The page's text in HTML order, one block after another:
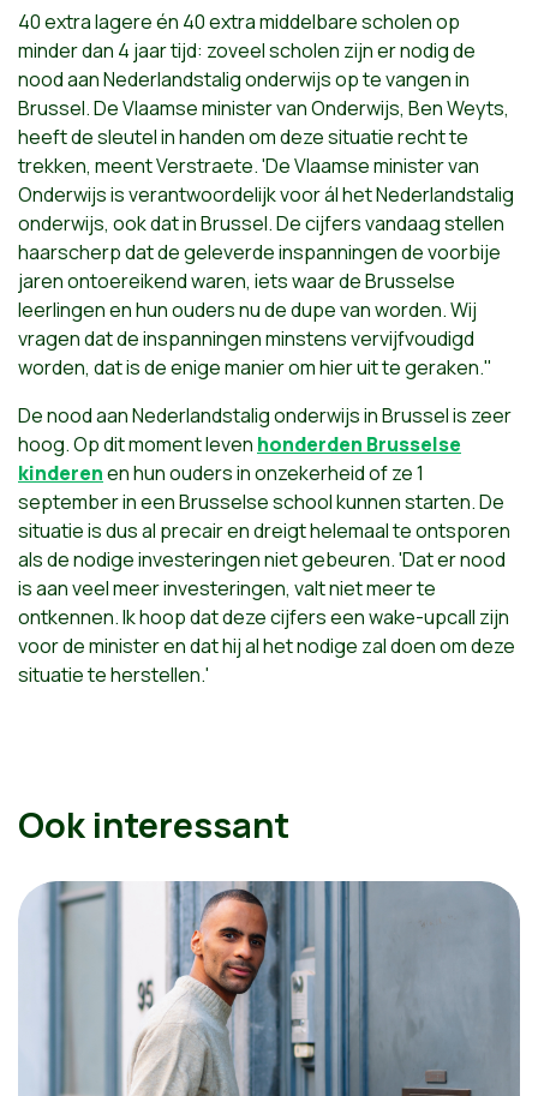
40 extra lagere én 40 extra middelbare scholen op
minder dan 4 jaar tijd: zoveel scholen zijn er nodig de
nood aan Nederlandstalig onderwijs op te vangen in
Brussel. De Vlaamse minister van Onderwijs, Ben Weyts,
heeft de sleutel in handen om deze situatie recht te
trekken, meent Verstraete. 'De Vlaamse minister van
Onderwijs is verantwoordelijk voor ál het Nederlandstalig
onderwijs, ook dat in Brussel. De cijfers vandaag stellen
haarscherp dat de geleverde inspanningen de voorbije
jaren ontoereikend waren, iets waar de Brusselse
leerlingen en hun ouders nu de dupe van worden. Wij
vragen dat de inspanningen minstens vervijfvoudigd
worden, dat is de enige manier om hier uit te geraken."
De nood aan Nederlandstalig onderwijs in Brussel is zeer
hoog. Op dit moment leven honderden Brusselse
kinderenen hun ouders in onzekerheid of ze 1
september in een Brusselse school kunnen starten. De
situatie is dus al precair en dreigt helemaal te ontsporen
als de nodige investeringen niet gebeuren. 'Dat er nood
is aan veel meer investeringen, valt niet meer te
ontkennen. Ik hoop dat deze cijfers een wake-upcall zijn
voor de minister en dat hij al het nodige zal doen om deze
situatie te herstellen.'
Ook interessant